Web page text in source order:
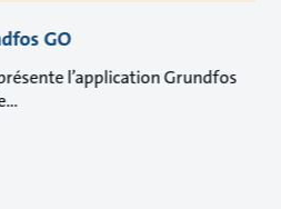
GO
l’application Grundfos